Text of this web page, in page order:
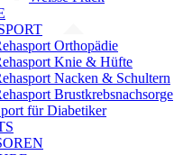
Orthopädie
Knie & Hüfte
Nacken & Schultern
Brustkrebsnachsorge
für Diabetiker